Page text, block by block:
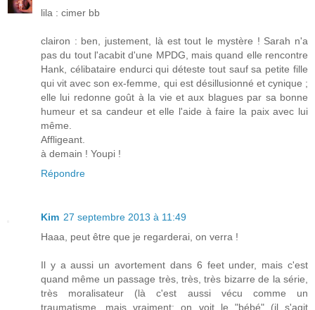
lila : cimer bb
clairon : ben, justement, là est tout le mystère ! Sarah n'a
pas du tout l'acabit d'une MPDG, mais quand elle rencontre
Hank, célibataire endurci qui déteste tout sauf sa petite fille
qui vit avec son ex-femme, qui est désillusionné et cynique ;
elle lui redonne goût à la vie et aux blagues par sa bonne
humeur et sa candeur et elle l'aide à faire la paix avec lui
même.
Affligeant.
à demain ! Youpi !
Répondre
Kim 27 septembre 2013 à 11:49
Haaa, peut être que je regarderai, on verra !
Il y a aussi un avortement dans 6 feet under, mais c'est
quand même un passage très, très, très bizarre de la série,
très moralisateur (là c'est aussi vécu comme un
traumatisme, mais vraiment: on voit le "bébé" (il s'agit